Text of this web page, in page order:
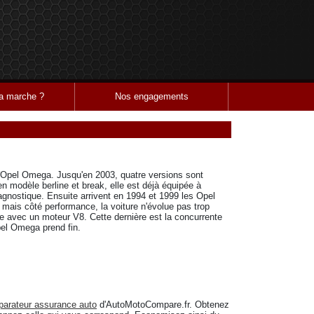
marche ? Nos engagements
Omega. Jusqu'en 2003, quatre versions sont
modèle berline et break, elle est déjà équipée à
Ensuite arrivent en 1994 et 1999 les Opel
côté performance, la voiture n'évolue pas trop
avec un moteur V8. Cette dernière est la concurrente
Omega prend fin.
assurance auto d'AutoMotoCompare.fr. Obtenez